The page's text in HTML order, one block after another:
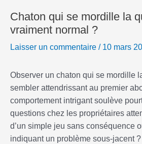
Chaton qui se mordille la
vraiment normal ?
Laisser un commentaire / 10 mars
Observer un chaton qui se mordille
sembler attendrissant au premier
comportement intrigant soulève
questions chez les propriétaires
d’un simple jeu sans conséquence
indiquant un problème sous-jacent